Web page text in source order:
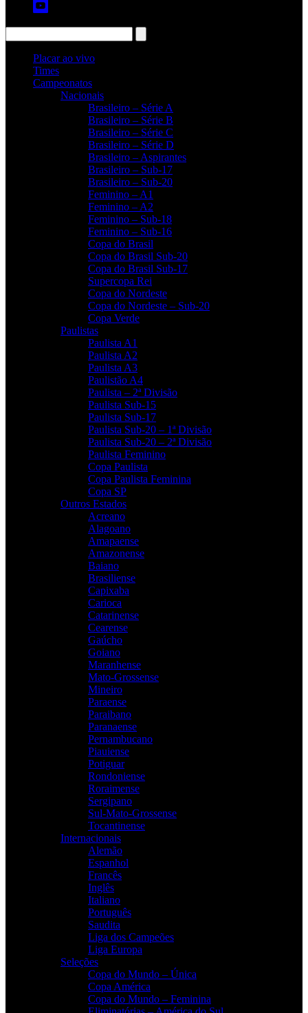
Placar ao vivo
Times
Campeonatos
Nacionais
Brasileiro – Série A
Brasileiro – Série B
Brasileiro – Série C
Brasileiro – Série D
Brasileiro – Aspirantes
Brasileiro – Sub-17
Brasileiro – Sub-20
Feminino – A1
Feminino – A2
Feminino – Sub-18
Feminino – Sub-16
Copa do Brasil
Copa do Brasil Sub-20
Copa do Brasil Sub-17
Supercopa Rei
Copa do Nordeste
Copa do Nordeste – Sub-20
Copa Verde
Paulistas
Paulista A1
Paulista A2
Paulista A3
Paulistão A4
Paulista – 2ª Divisão
Paulista Sub-15
Paulista Sub-17
Paulista Sub-20 – 1ª Divisão
Paulista Sub-20 – 2ª Divisão
Paulista Feminino
Copa Paulista
Copa Paulista Feminina
Copa SP
Outros Estados
Acreano
Alagoano
Amapaense
Amazonense
Baiano
Brasiliense
Capixaba
Carioca
Catarinense
Cearense
Gaúcho
Goiano
Maranhense
Mato-Grossense
Mineiro
Paraense
Paraibano
Paranaense
Pernambucano
Piauiense
Potiguar
Rondoniense
Roraimense
Sergipano
Sul-Mato-Grossense
Tocantinense
Internacionais
Alemão
Espanhol
Francês
Inglês
Italiano
Português
Saudita
Liga dos Campeões
Liga Europa
Seleções
Copa do Mundo – Única
Copa América
Copa do Mundo – Feminina